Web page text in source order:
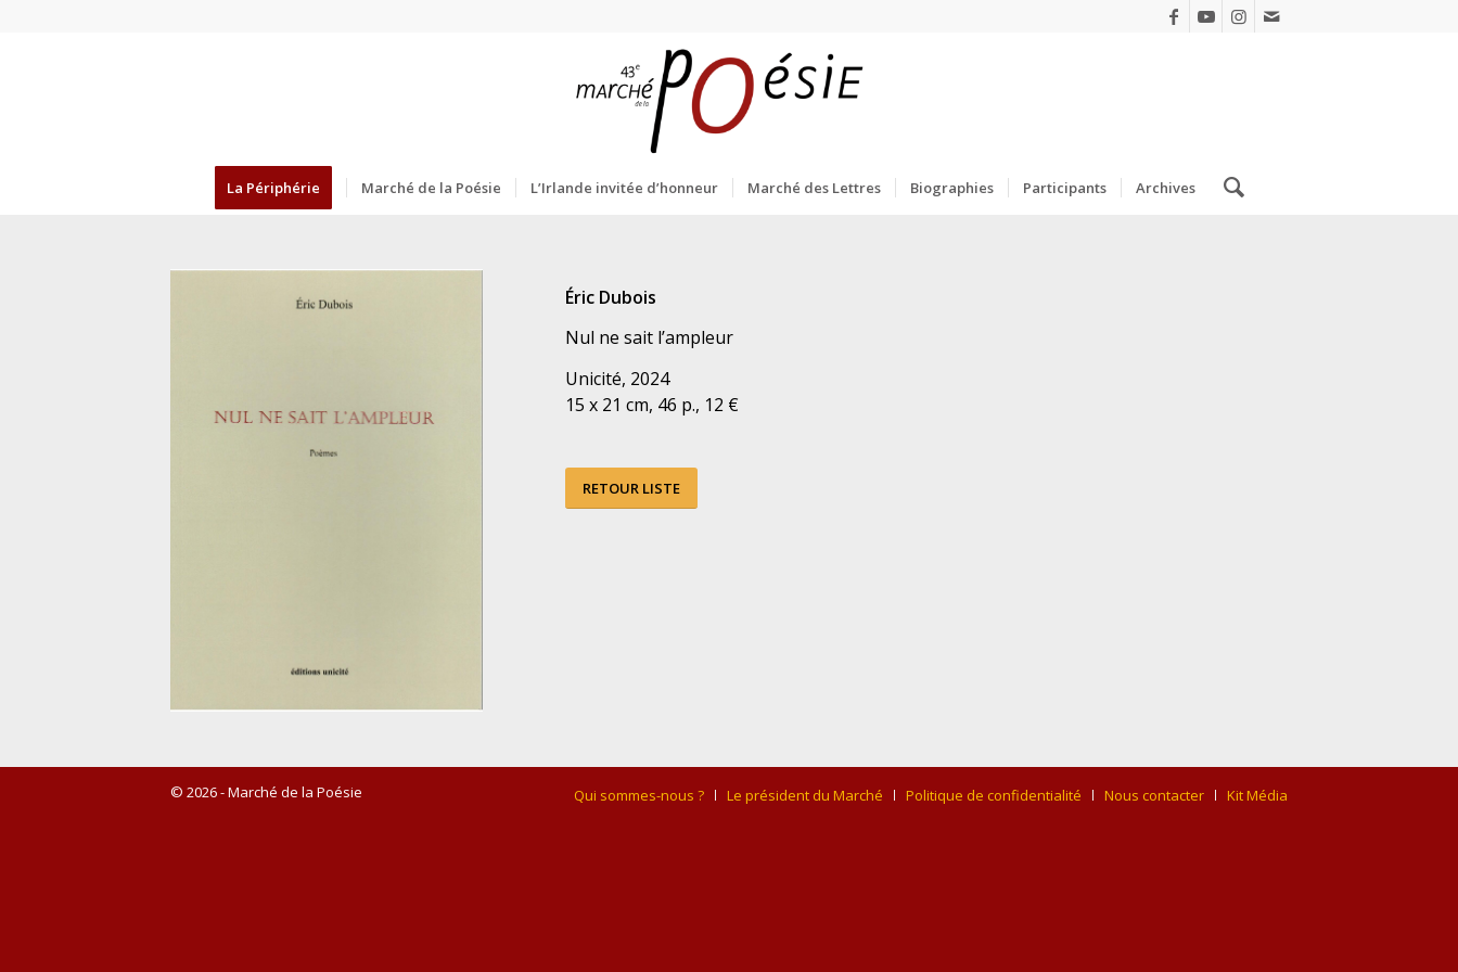
La Périphérie Marché de la Poésie L’Irlande invitée d’honneur Marché des Lettres Biographies Participants Archives
Éric Dubois
Nul ne sait l’ampleur
Unicité, 2024
15 x 21 cm, 46 p., 12 €
RETOUR LISTE
© 2026 - Marché de la Poésie Qui sommes-nous ? Le président du Marché Politique de confidentialité Nous contacter Kit Média